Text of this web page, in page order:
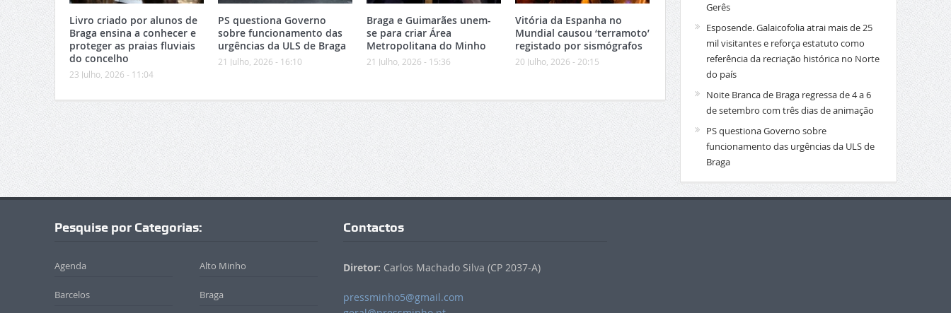
Livro criado por alunos de
Braga ensina a conhecer e
proteger as praias fluviais
do concelho
23 Julho, 2026 - 11:04
PS questiona Governo
sobre funcionamento das
urgências da ULS de Braga
21 Julho, 2026 - 16:10
Braga e Guimarães unem-
se para criar Área
Metropolitana do Minho
21 Julho, 2026 - 15:36
Vitória da Espanha no
Mundial causou ‘terramoto’
registado por sismógrafos
20 Julho, 2026 - 20:15
Gerês
Esposende. Galaicofolia atrai mais de 25
mil visitantes e reforça estatuto como
referência da recriação histórica no Norte
do país
Noite Branca de Braga regressa de 4 a 6
de setembro com três dias de animação
PS questiona Governo sobre
funcionamento das urgências da ULS de
Braga
Pesquise por Categorias:
Agenda Alto Minho
Barcelos Braga
Contactos
Diretor: Carlos Machado Silva (CP 2037-A)
pressminho5@gmail.com